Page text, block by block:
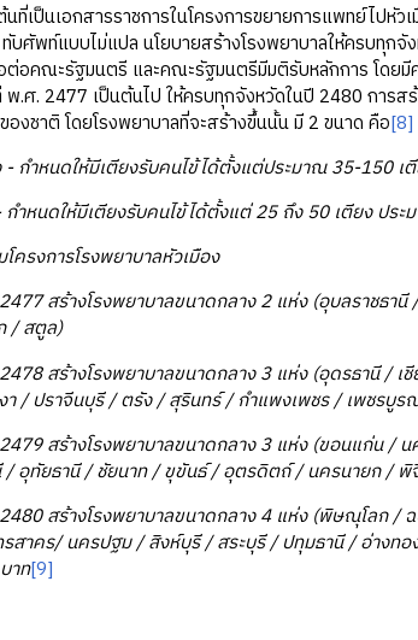
นเอกสารราชการในโครงการขยายการแพทย์ไปหัว
ศัพท์แบบไม่แปล นโยบายสร้างโรงพยาบาลให้ครบทุกจั
ต่อคณะรัฐมนตรี และคณะรัฐมนตรีมีมติรับหลักการ โดยมี
.ศ. 2477 เป็นต้นไป ให้ครบทุกจังหวัดในปี 2480 การสร้
งชาติ โดยโรงพยาบาลที่จะสร้างขึ้นนั้น มี 2 ขนาด คือ[8]
กำหนดให้มีเตียงรับคนไข้ได้ตั้งแต่ประมาณ 35-150 เ
ดให้มีเตียงรับคนไข้ได้ตั้งแต่ 25 ถึง 50 เตียง ประม
งการโรงพยาบาลหัวเมือง
โรงพยาบาลขนาดกลาง 2 แห่ง (อุบลราชธานี /
/ สตูล)
โรงพยาบาลขนาดกลาง 3 แห่ง (อุดรธานี / เชียง
า / ปราจีนบุรี / ตรัง / สุรินทร์ / กําแพงเพชร / เพชรบู
โรงพยาบาลขนาดกลาง 3 แห่ง (ขอนแก่น / นครศ
/ อุทัยธานี / ชัยนาท / ขุขันธ์ / อุตรดิตถ์ / นครนายก /
โรงพยาบาลขนาดกลาง 4 แห่ง (พิษณุโลก / ฉะเชิ
สาคร/ นครปฐม / สิงห์บุรี / สระบุรี / ปทุมธานี / อ่างท
าท[9]